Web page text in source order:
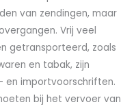
van zendingen, maar
Vrij veel
getransporteerd, zoals
en tabak, zijn
en importvoorschriften.
bij het vervoer van